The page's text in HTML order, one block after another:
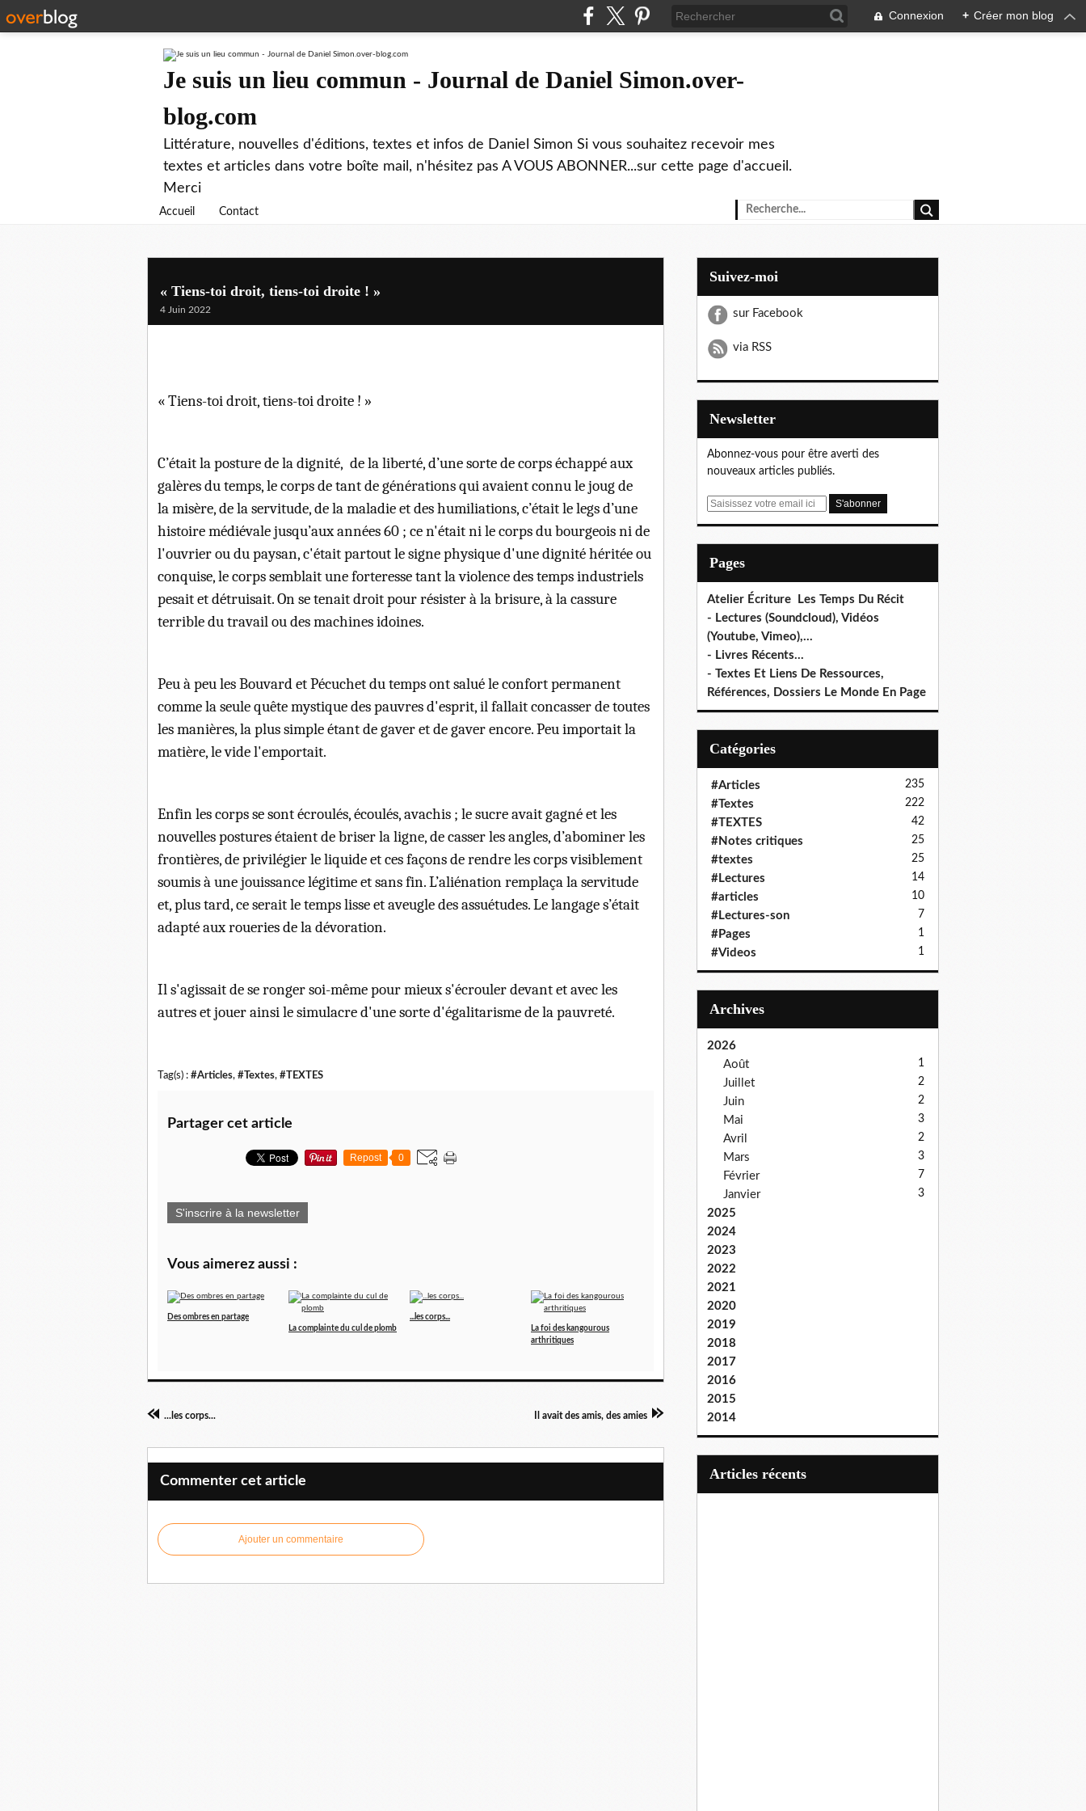
Connexion + Créer mon blog
Je suis un lieu commun - Journal de Daniel Simon.over-
blog.com
Littérature, nouvelles d'éditions, textes et infos de Daniel Simon Si vous souhaitez recevoir mes
textes et articles dans votre boîte mail, n'hésitez pas A VOUS ABONNER...sur cette page d'accueil.
Merci
Accueil Contact
« Tiens-toi droit, tiens-toi droite ! »
4 Juin 2022
« Tiens-toi droit, tiens-toi droite ! »
C’était la posture de la dignité, de la liberté, d’une sorte de corps échappé aux
galères du temps, le corps de tant de générations qui avaient connu le joug de
la misère, de la servitude, de la maladie et des humiliations, c’était le legs d’une
histoire médiévale jusqu’aux années 60 ; ce n'était ni le corps du bourgeois ni de
l'ouvrier ou du paysan, c'était partout le signe physique d'une dignité héritée ou
conquise, le corps semblait une forteresse tant la violence des temps industriels
pesait et détruisait. On se tenait droit pour résister à la brisure, à la cassure
terrible du travail ou des machines idoines.
Peu à peu les Bouvard et Pécuchet du temps ont salué le confort permanent
comme la seule quête mystique des pauvres d'esprit, il fallait concasser de toutes
les manières, la plus simple étant de gaver et de gaver encore. Peuimportaitla
matière, le vide l'emportait.
Enfin les corps se sont écroulés, écoulés, avachis ; le sucre avait gagné et les
nouvelles postures étaient de briser la ligne, de casser les angles, d’abominer les
frontières, de privilégier le liquide et ces façons de rendre les corps visiblement
soumis à une jouissance légitime et sans fin. L’aliénation remplaça la servitude
et, plus tard, ce serait le temps lisse et aveugle des assuétudes. Le langage s’était
adapté aux roueries de la dévoration.
Il s'agissait de se ronger soi-même pour mieux s'écrouler devant et avec les
autres et jouer ainsi le simulacre d'une sorte d'égalitarisme de la pauvreté.
Tag(s) : #Articles, #Textes, #TEXTES
Partager cet article
Repost 0
S'inscrire à la newsletter
Vous aimerez aussi :
Des ombres en partage
La complainte du cul de plomb
...les corps...
La foi des kangourous
arthritiques
...les corps... Il avait des amis, des amies
Commenter cet article
Ajouter un commentaire
Suivez-moi
sur Facebook
via RSS
Newsletter
Abonnez-vous pour être averti des
nouveaux articles publiés.
E
Pages
Atelier Écriture Les Temps Du Récit
- Lectures (Soundcloud), Vidéos
(Youtube, Vimeo),...
- Livres Récents...
- Textes Et Liens De Ressources,
Références, Dossiers Le Monde En Page
Catégories
#Articles 235
#Textes 222
#TEXTES 42
#Notes critiques 25
#textes 25
#Lectures 14
#articles 10
#Lectures-son 7
#Pages 1
#Videos 1
Archives
2026
Août
1
Juillet 2
Juin 2
Mai 3
Avril 2
Mars 3
Février 7
Janvier 3
2025
2024
2023
2022
2021
2020
2019
2018
2017
2016
2015
2014
articles récents